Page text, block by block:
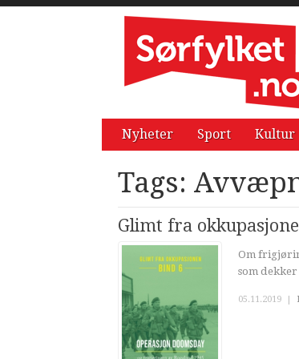
Nyheter Sport Kultur
Tags:
Glimt fra
Om
som
05.11.2019 |